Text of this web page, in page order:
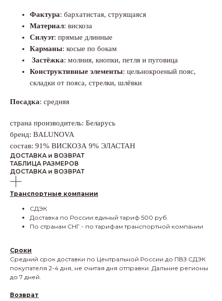
Фактура: бархатистая, струящаяся
Материал: вискоза
Силуэт: прямые длинные
Карманы: косые по бокам
Застёжка: молния, кнопки, петля и пуговица
Конструктивные элементы: цельнокроеный пояс,
складки от пояса, стрелки, шлёвки
Посадка: средняя
страна производитель: Беларусь
бренд: BALUNOVA
состав: 91% ВИСКОЗА 9% ЭЛАСТАН
ДОСТАВКА и ВОЗВРАТ
ТАБЛИЦА РАЗМЕРОВ
ДОСТАВКА и ВОЗВРАТ
Транспортные компании
СДЭК
Доставка по России:единый тариф 500 руб.
По странам СНГ - по тарифам транспортной компании
Сроки
Средний срок доставки по Центральной России до ПВЗ СДЭК
покупателя 2-4 дня, не считая дня отправки. Дальние регионы
до 7 дней.
Возврат